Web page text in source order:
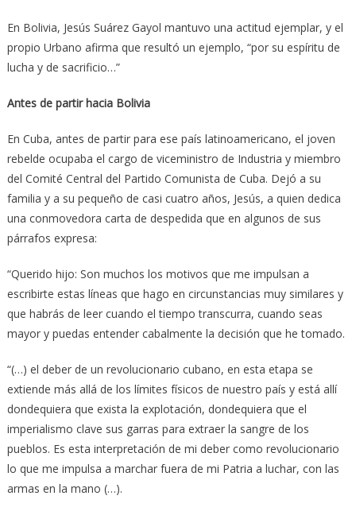
En Bolivia, Jesús Suárez Gayol mantuvo una actitud ejemplar, y el
propio Urbano afirma que resultó un ejemplo, “por su espíritu de
lucha y de sacrificio…”
Antes de partir hacia Bolivia
En Cuba, antes de partir para ese país latinoamericano, el joven
rebelde ocupaba el cargo de viceministro de Industria y miembro
del Comité Central del Partido Comunista de Cuba. Dejó a su
familia y a su pequeño de casi cuatro años, Jesús, a quien dedica
una conmovedora carta de despedida que en algunos de sus
párrafos expresa:
“Querido hijo: Son muchos los motivos que me impulsan a
escribirte estas líneas que hago en circunstancias muy similares y
que habrás de leer cuando el tiempo transcurra, cuando seas
mayor y puedas entender cabalmente la decisión que he tomado.
“(…) el deber de un revolucionario cubano, en esta etapa se
extiende más allá de los límites físicos de nuestro país y está allí
dondequiera que exista la explotación, dondequiera que el
imperialismo clave sus garras para extraer la sangre de los
pueblos. Es esta interpretación de mi deber como revolucionario
lo que me impulsa a marchar fuera de mi Patria a luchar, con las
armas en la mano (…).